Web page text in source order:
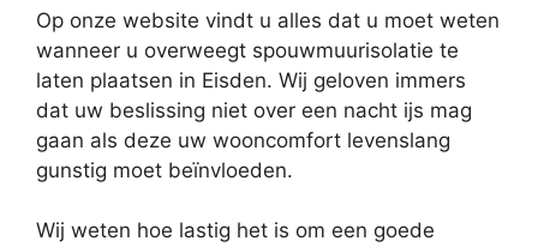
Op onze website vindt u alles dat u moet weten
wanneer u overweegt spouwmuurisolatie te
laten plaatsen in Eisden. Wij geloven immers
dat uw beslissing niet over een nacht ijs mag
gaan als deze uw wooncomfort levenslang
gunstig moet beïnvloeden.
Wij weten hoe lastig het is om een goede